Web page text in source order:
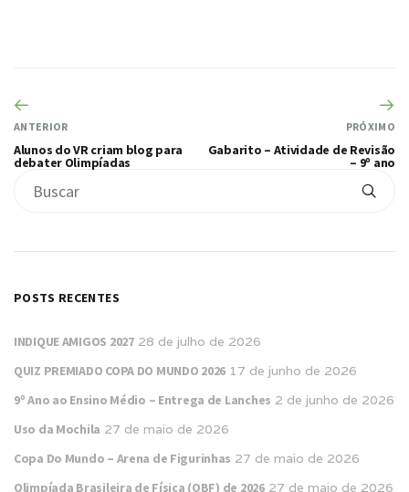
ANTERIOR
Alunos do VR criam blog para
debater Olimpíadas
PRÓXIMO
Gabarito – Atividade de Revisão
– 9º ano
POSTS RECENTES
INDIQUE AMIGOS 2027 28 de julho de 2026
QUIZ PREMIADO COPA DO MUNDO 2026 17 de junho de 2026
9º Ano ao Ensino Médio – Entrega de Lanches 2 de junho de 2026
Uso da Mochila 27 de maio de 2026
Copa Do Mundo – Arena de Figurinhas 27 de maio de 2026
Olimpíada Brasileira de Física (OBF) de 2026 27 de maio de 2026